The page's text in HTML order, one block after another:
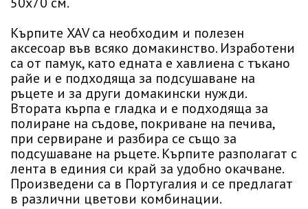
Кърпите XAV са необходим и полезен
аксесоар във всяко домакинство. Изработени
са от памук, като едната е хавлиена с тъкано
райе и е подходяща за подсушаване на
ръцете и за други домакински нужди.
Втората кърпа е гладка и е подходяща за
полиране на съдове, покриване на печива,
при сервиране и разбира се също за
подсушаване на ръцете. Кърпите разполагат с
лента в единия си край за удобно окачване.
Произведени са в Португалия и се предлагат
в различни цветови комбинации.